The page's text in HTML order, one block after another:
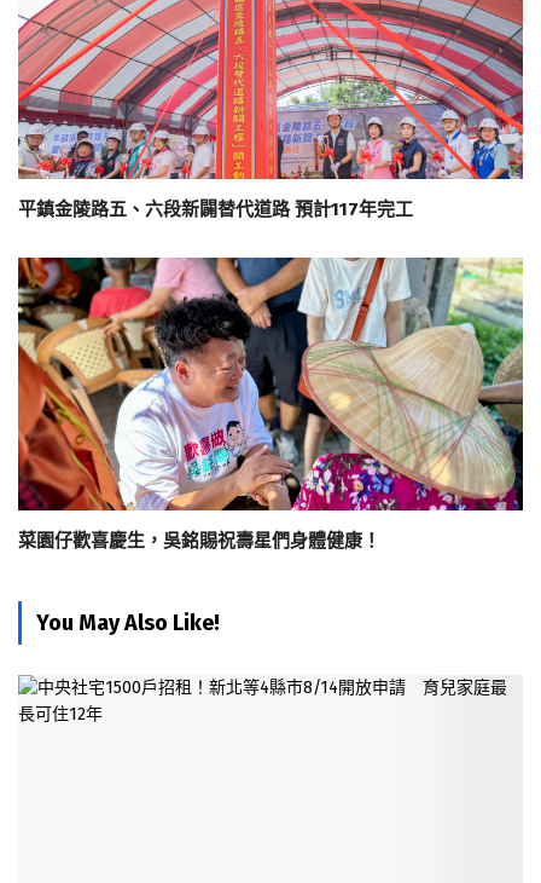
平鎮金陵路五、六段新闢替代道路 預計117年完工
菜園仔歡喜慶生，吳銘賜祝壽星們身體健康！
You May Also Like!